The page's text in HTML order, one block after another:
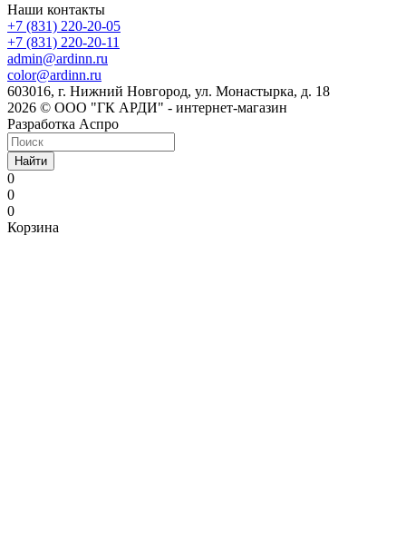
Наши контакты
+7 (831) 220-20-05
+7 (831) 220-20-11
admin@ardinn.ru
color@ardinn.ru
603016, г. Нижний Новгород, ул. Монастырка, д. 18
2026 © ООО "ГК АРДИ" - интернет-магазин
Разработка Аспро
Найти
0
0
0
Корзина